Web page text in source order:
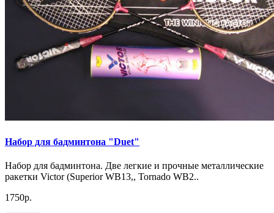
Набор для бадминтона "Duet"
Набор для бадминтона. Две легкие и прочные металлические
ракетки Victor (Superior WB13,, Tornado WB2..
1750р.